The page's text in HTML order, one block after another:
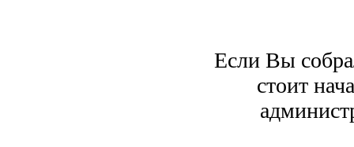
Если Вы
стоит